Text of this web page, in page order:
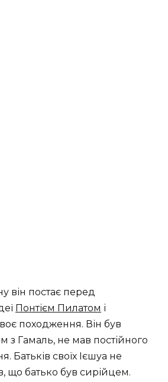
він постає перед
Понтієм Пилатом і
походження. Він був
з Гамаль, не мав постійного
Батьків своїх Ієшуа не
що батько був сирійцем.